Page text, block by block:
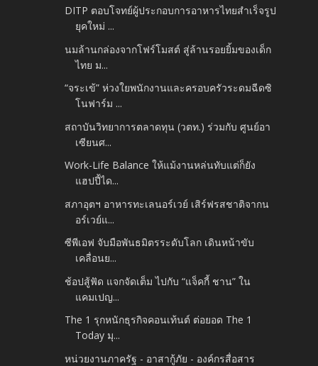
DITP ตอบโจทย์ผู้ประกอบการอาหารไทยสำเร็จรูป
ยุคใหม่ ...
นมล้านกล่องจากโฟร์โมสต์ สู่ล้านรอยยิ้มของเด็ก
ไทย ม...
“จระเข้” ห่วงใยพนักงานและครอบครัวระดมฉีดซิ
โนฟาร์ม ...
สถาบันวิทยาการตลาดทุน (วตท.) ร่วมกับ ศูนย์อา
เซียนศ...
Work-Life Balance ให้แม้งานหล่นทับแต่ก็ยัง
แฮปปี้ได...
สภาอุตฯ อาหารทะเลนอร์เวย์ เสิร์ฟรสชาติจากน
อร์เวย์แ...
ซีพีเอฟ จับมือพันธมิตรระดับโลก เดินหน้าขับ
เคลื่อนย...
ช้อปสู้ฟัด แจกจัดเต็ม ไปกับ “แจ็คกี้ ชาน” ใน
แคมเปญ...
The 1 รุกหนักธุรกิจคอนเท้นต์ ต่อยอด The 1
Today มุ...
หน่วยงานภาครัฐ - อาสากู้ภัย - องค์กรสื่อสาร